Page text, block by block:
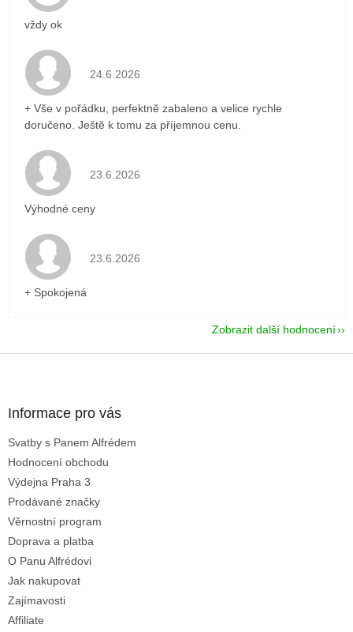
vždy ok
Hodnocení obchodu je 5 z 5 hvězdiček.
24.6.2026
+ Vše v pořádku, perfektně zabaleno a velice rychle
doručeno. Ještě k tomu za příjemnou cenu.
Hodnocení obchodu je 5 z 5 hvězdiček.
23.6.2026
Výhodné ceny
Hodnocení obchodu je 5 z 5 hvězdiček.
23.6.2026
+ Spokojená
Zobrazit další hodnocení
Informace pro vás
Svatby s Panem Alfrédem
Hodnocení obchodu
Výdejna Praha 3
Prodávané značky
Věrnostní program
Doprava a platba
O Panu Alfrédovi
Jak nakupovat
Zajímavosti
Affiliate